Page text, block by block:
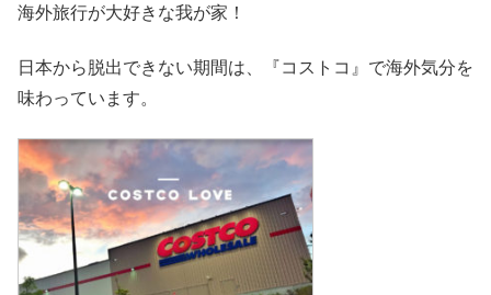
海外旅行が大好きな我が家！
日本から脱出できない期間は、『コストコ』 で海外気分を
味わっています。